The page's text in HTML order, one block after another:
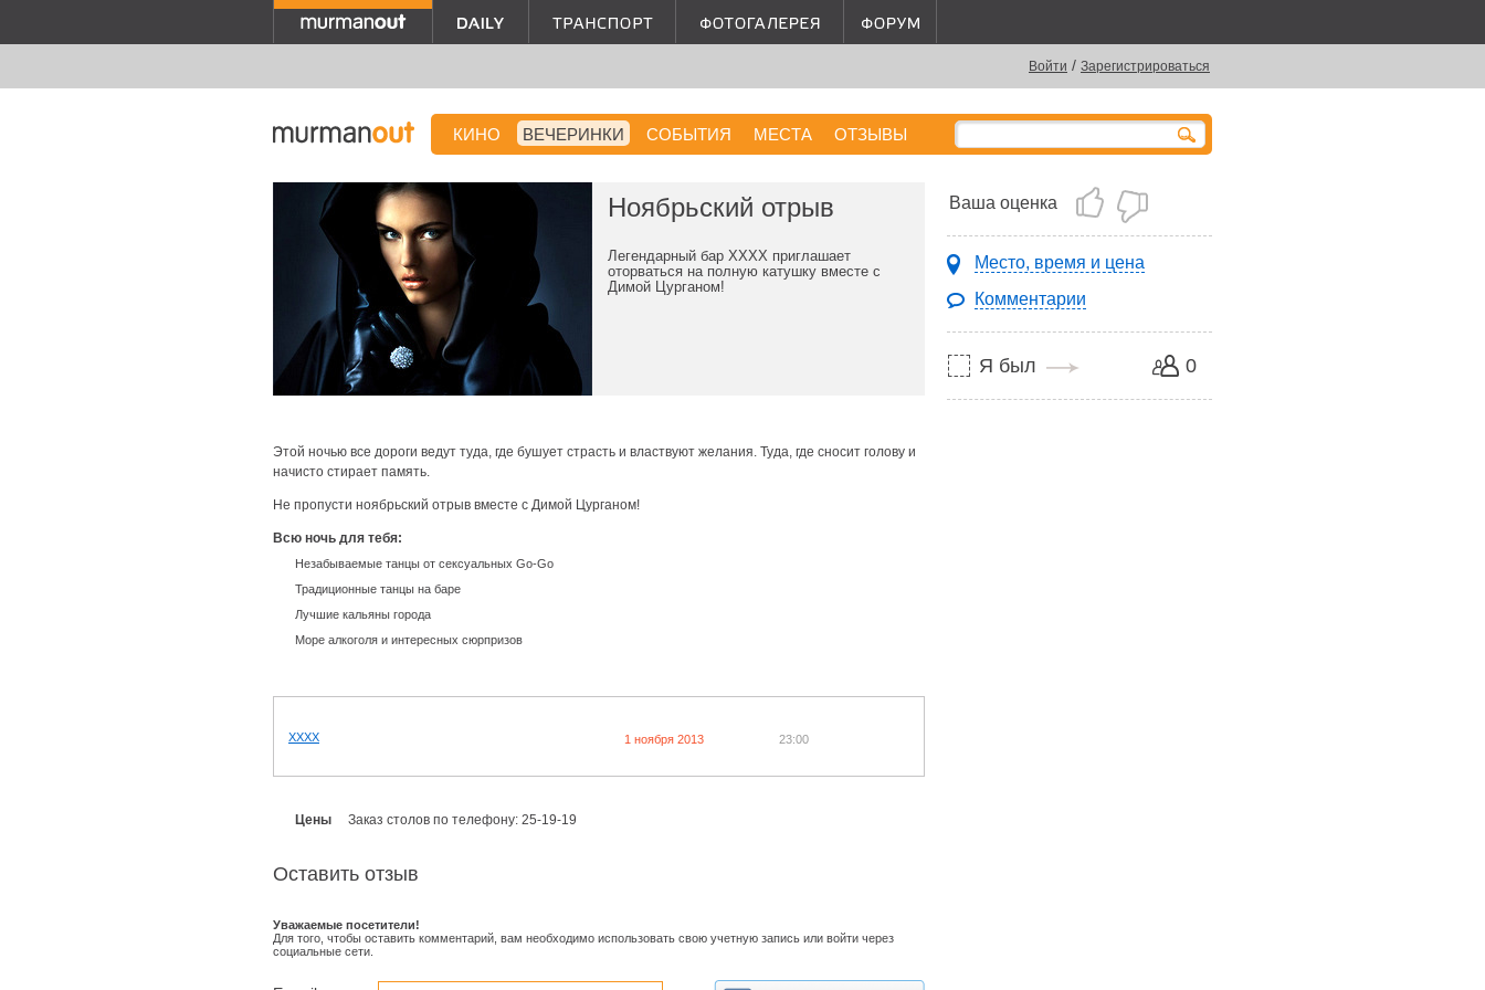
Войти / Зарегистрироваться
КИНО ВЕЧЕРИНКИ СОБЫТИЯ МЕСТА ОТЗЫВЫ
Ваша оценка
Место, время и цена
Комментарии
0
Я был
Ноябрьский отрыв
Легендарный бар ХХХХ приглашает
оторваться на полную катушку вместе с
Димой Цурганом!
Этой ночью все дороги ведут туда, где бушует страсть и властвуют желания. Туда, где сносит голову и
начисто стирает память.
Не пропусти ноябрьский отрыв вместе с Димой Цурганом!
Всю ночь для тебя:
Незабываемые танцы от сексуальных Go-Go
Традиционные танцы на баре
Лучшие кальяны города
Море алкоголя и интересных сюрпризов
XXXX 1 ноября 2013 23:00
Цены Заказ столов по телефону: 25-19-19
Оставить отзыв
Уважаемые посетители!
Для того, чтобы оставить комментарий, вам необходимо использовать свою учетную запись или войти через
социальные сети.